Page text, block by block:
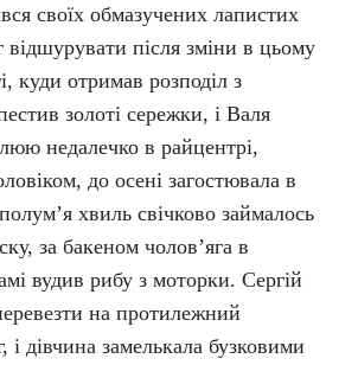
своїх обмазучених лапистих
відшурувати після зміни в цьому
куди отримав розподіл з
золоті сережки, і Валя
недалечко в райцентрі,
до осені загостювала в
хвиль свічково займалось
за бакеном чолов’яга в
вудив рибу з моторки. Сергій
на протилежний
і дівчина замелькала бузковими